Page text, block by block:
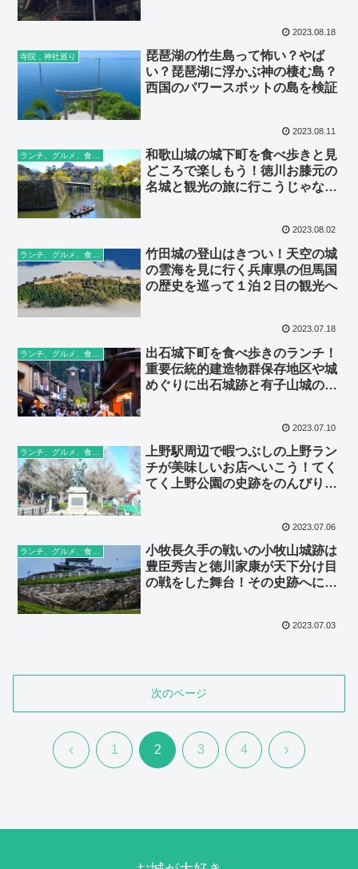
2023.08.18
寺院，神社巡り
琵琶湖の竹生島って怖い？やば
い？琵琶湖に浮かぶ神の棲む島？
西国のパワースポットの島を検証
2023.08.11
和歌山城の城下町を食べ歩きと見
どころで楽しもう！徳川お膝元の
名城と観光の旅に行こうじゃない
2023.08.02
竹田城の登山はきつい！天空の城
の雲海を見に行く兵庫県の但馬国
の歴史を巡って１泊２日の観光へ
2023.07.18
出石城下町を食べ歩きのランチ！
重要伝統的建造物群保存地区や城
めぐりに出石城跡と有子山城の歴
2023.07.10
ランチ、グルメ、食べ歩き
上野駅周辺で暇つぶしの上野ラン
チが美味しいお店へいこう！てく
てく上野公園の史跡をのんびりお
2023.07.06
小牧長久手の戦いの小牧山城跡は
豊臣秀吉と徳川家康が天下分け目
の戦をした舞台！その史跡へに行
2023.07.03
次のページ
前 1 2 3 4 次